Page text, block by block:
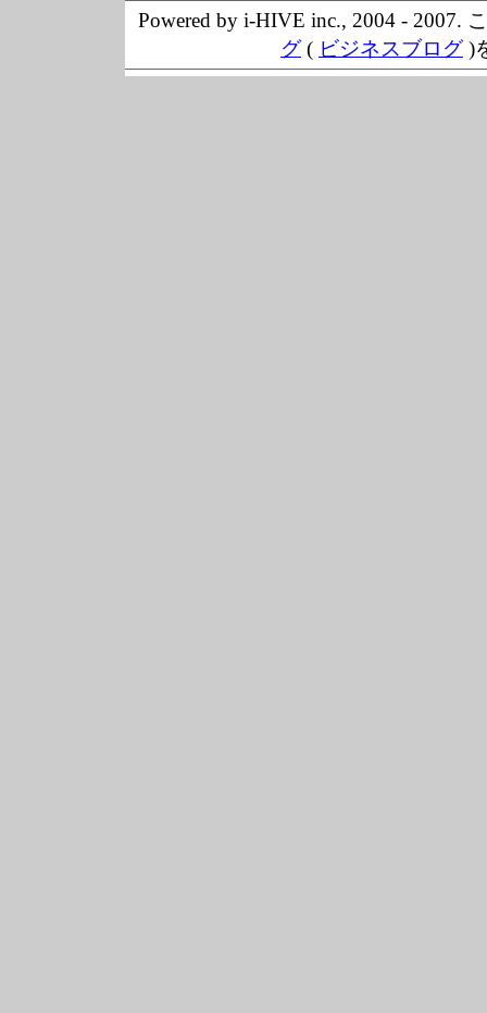
Powered by i-HIVE inc., 2004 - 2007.
グ( ビジネスブログ)